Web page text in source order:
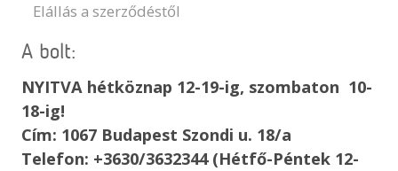
Elállás a szerződéstől
A bolt:
NYITVA hétköznap 12-19-ig, szombaton 10-
18-ig!
Cím: 1067 Budapest Szondi u. 18/a
Telefon: +3630/3632344 (Hétfő-Péntek 12-